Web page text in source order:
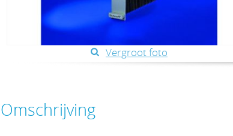
Vergroot foto
Omschrijving